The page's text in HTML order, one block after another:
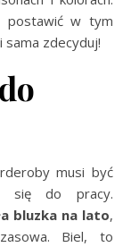
postawić w tym
zdecyduj!
musi być
się do pracy.
bluzka na lato,
Biel, to